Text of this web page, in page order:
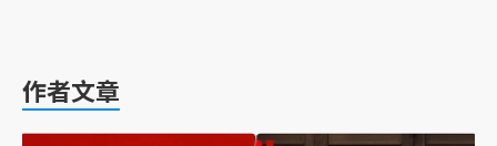
作者文章